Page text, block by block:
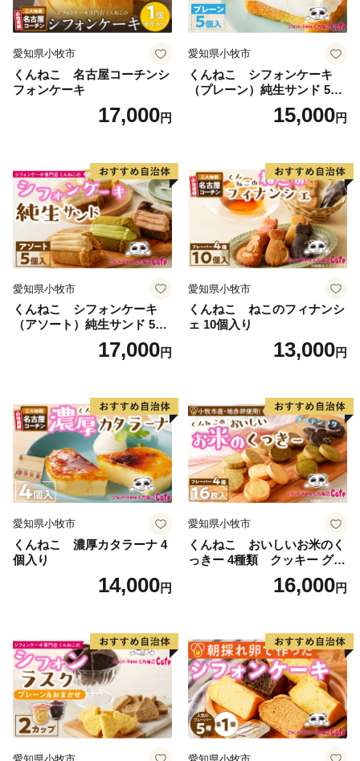
愛知県小牧市
くんねこ 名古屋コーチンシ
フォンケーキ
17,000円
愛知県小牧市
くんねこ シフォンケーキ
（プレーン）純生サンド 5個
15,000円
愛知県小牧市
くんねこ シフォンケーキ
（アソート）純生サンド 5個
17,000円
愛知県小牧市
くんねこ ねこのフィナンシ
ェ 10個入り
13,000円
愛知県小牧市
くんねこ 濃厚カタラーナ 4
個入り
14,000円
愛知県小牧市
くんねこ おいしいお米のく
っきー 4種類 クッキー グル
16,000円